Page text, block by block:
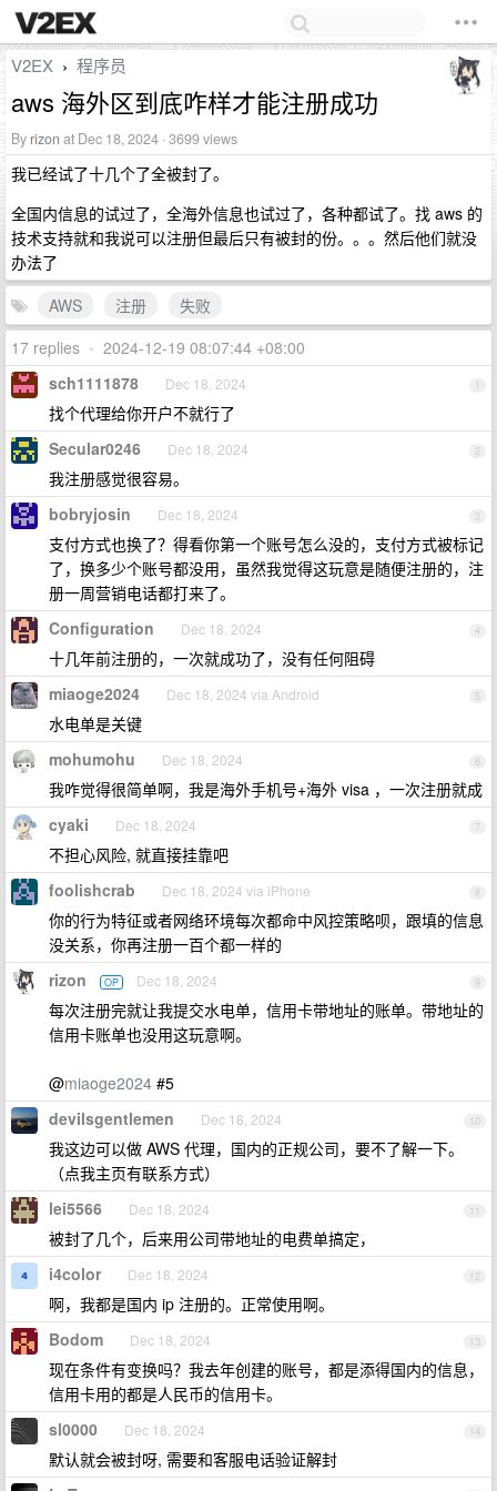
V2EX › 程序员
aws 海外区到底咋样才能注册成功
By rizon at Dec 18, 2024 · 3699 views
我已经试了十几个了全被封了。
全国内信息的试过了，全海外信息也试过了，各种都试了。找 aws 的
技术支持就和我说可以注册但最后只有被封的份。。。然后他们就没
办法了
AWS
注册
失败
17 replies • 2024-12-19 08:07:44 +08:00
1
sch1111878 Dec 18, 2024
找个代理给你开户不就行了
2
Secular0246 Dec 18, 2024
我注册感觉很容易。
3
bobryjosin Dec 18, 2024
支付方式也换了？得看你第一个账号怎么没的，支付方式被标记
了，换多少个账号都没用，虽然我觉得这玩意是随便注册的，注
册一周营销电话都打来了。
4
Configuration Dec 18, 2024
十几年前注册的，一次就成功了，没有任何阻碍
5
miaoge2024 Dec 18, 2024 via Android
水电单是关键
6
mohumohu Dec 18, 2024
我咋觉得很简单啊，我是海外手机号+海外 visa ，一次注册就成
7
cyaki Dec 18, 2024
不担心风险, 就直接挂靠吧
8
foolishcrab Dec 18, 2024 via iPhone
你的行为特征或者网络环境每次都命中风控策略呗，跟填的信息
没关系，你再注册一百个都一样的
9
rizon OP Dec 18, 2024
每次注册完就让我提交水电单，信用卡带地址的账单。带地址的
信用卡账单也没用这玩意啊。
@miaoge2024 #5
10
devilsgentlemen Dec 18, 2024
我这边可以做 AWS 代理，国内的正规公司，要不了解一下。
（点我主页有联系方式）
11
lei5566 Dec 18, 2024
被封了几个，后来用公司带地址的电费单搞定，
12
i4color Dec 18, 2024
啊，我都是国内 ip 注册的。正常使用啊。
13
Bodom Dec 18, 2024
现在条件有变换吗？我去年创建的账号，都是添得国内的信息，
信用卡用的都是人民币的信用卡。
14
sl0000 Dec 18, 2024
默认就会被封呀, 需要和客服电话验证解封